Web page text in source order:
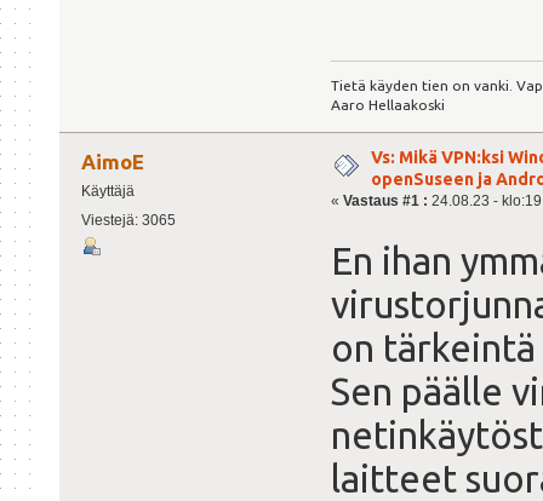
Tietä käyden tien on vanki.
Aaro Hellaakoski
AimoE
Käyttäjä
Viestejä: 3065
Vs: Mikä VPN:ksi
openSuseen ja
« Vastaus #1 : 24.08.23 -
En ihan
on
Sen päälle
laitteet